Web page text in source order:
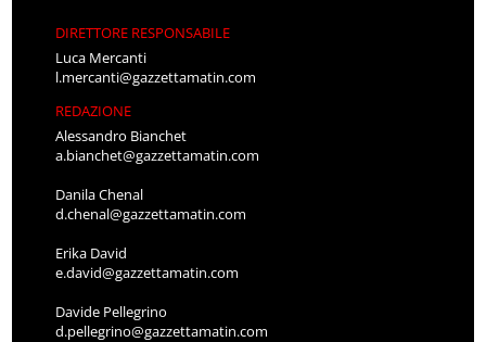
DIRETTORE RESPONSABILE
Luca Mercanti
l.mercanti@gazzettamatin.com
REDAZIONE
Alessandro Bianchet
a.bianchet@gazzettamatin.com
Danila Chenal
d.chenal@gazzettamatin.com
Erika David
e.david@gazzettamatin.com
Davide Pellegrino
d.pellegrino@gazzettamatin.com